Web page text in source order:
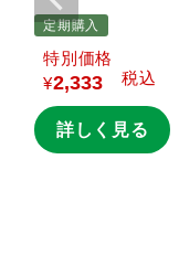
ニ油」９０ｇ鮮
度キープボトル×4
本
定期購入
価格
¥2,333 税込
詳しく見る